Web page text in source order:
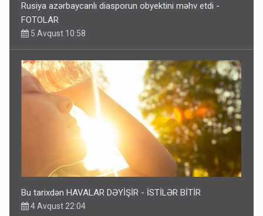
Rusiya azərbaycanlı diasporun obyektini məhv etdi -
FOTOLAR
5 Avqust 10:58
Bu tarixdən HAVALAR DƏYİŞİR - İSTİLƏR BİTİR
4 Avqust 22:04